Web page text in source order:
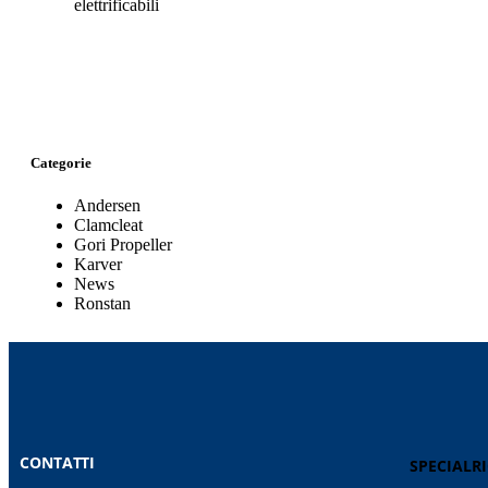
elettrificabili
Categorie
Andersen
Clamcleat
Gori Propeller
Karver
News
Ronstan
CONTATTI